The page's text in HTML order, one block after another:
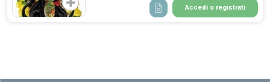
Accedi o registrati